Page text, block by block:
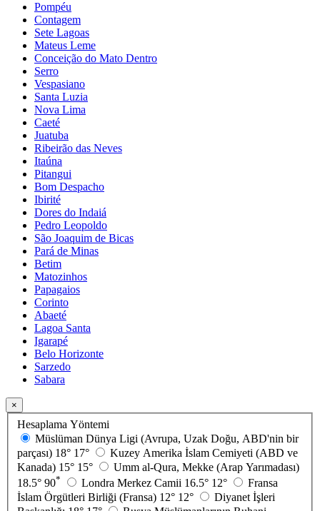
Pompéu
Contagem
Sete Lagoas
Mateus Leme
Conceição do Mato Dentro
Serro
Vespasiano
Santa Luzia
Nova Lima
Caeté
Juatuba
Ribeirão das Neves
Itaúna
Pitangui
Bom Despacho
Ibirité
Dores do Indaiá
Pedro Leopoldo
São Joaquim de Bicas
Pará de Minas
Betim
Matozinhos
Papagaios
Corinto
Abaeté
Lagoa Santa
Igarapé
Belo Horizonte
Sarzedo
Sabara
×
Hesaplama Yöntemi
Müslüman Dünya Ligi (Avrupa, Uzak Doğu, ABD'nin bir
parçası) 18° 17°
Kuzey Amerika İslam Cemiyeti (ABD ve
Kanada) 15° 15°
Umm al-Qura, Mekke (Arap Yarımadası)
18.5° 90* Londra Merkez Camii 16.5° 12°
Fransa
İslam Örgütleri Birliği (Fransa) 12° 12°
Diyanet İşleri